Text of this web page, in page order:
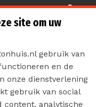
in
site om uw
gebruik van
en de
onze dienstverlening
gebruik van social
content, analytische